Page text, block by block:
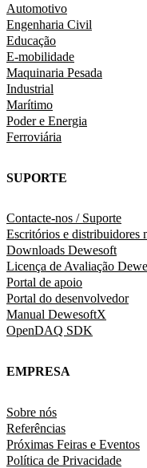
Automotivo
Engenharia Civil
Educação
E-mobilidade
Maquinaria Pesada
Industrial
Marítimo
Poder e Energia
Ferroviária
SUPORTE
Contacte-nos / Suporte
Escritórios e distribuidores
Downloads Dewesoft
Licença de Avaliação
Portal de apoio
Portal do desenvolvedor
Manual DewesoftX
OpenDAQ SDK
EMPRESA
Sobre nós
Referências
Próximas Feiras e Eventos
Política de Privacidade